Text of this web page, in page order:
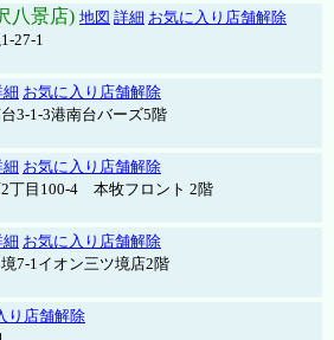
八景店) 地図 詳細 お気に入り店舗解除
27-1
細 お気に入り店舗解除
3-1-3港南台バーズ5階
細 お気に入り店舗解除
丁目100-4 本牧フロント 2階
細 お気に入り店舗解除
7-1イオン三ツ境店2階
り店舗解除